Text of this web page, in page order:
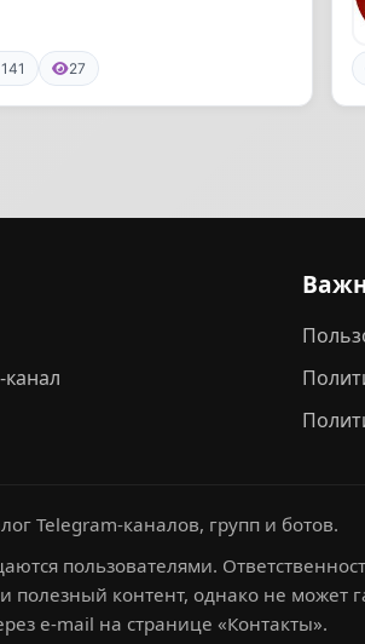
27
Telegram-каналов, групп и ботов.
пользователями.
полезный контент, однако не
e-mail на странице «Контакты».